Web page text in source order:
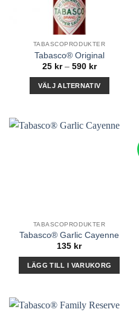
TABASCOPRODUKTER
Tabasco® Original
25 kr – 590 krPrisintervall:
till
590 kr
VÄLJ ALTERNATIV
produkten
väljas
på
TABASCOPRODUKTER
Tabasco® Garlic Cayenne
135 kr
LÄGG TILL I VARUKORG